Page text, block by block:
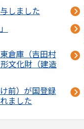
しました
倉庫（吉田村
文化財（建造
前）が国登録
ました